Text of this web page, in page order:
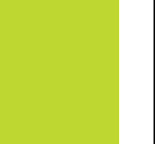
Home
Kontor
& Smartwatch